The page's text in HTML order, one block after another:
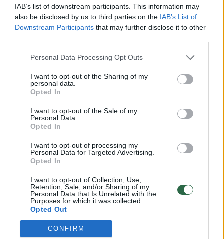
IAB’s list of downstream participants. This information may
also be disclosed by us to third parties on the IAB’s List of
Downstream Participants that may further disclose it to other
Personal Data Processing Opt Outs
I want to opt-out of the Sharing of my
personal data.
Opted In
I want to opt-out of the Sale of my
Personal Data.
Opted In
I want to opt-out of processing my
Personal Data for Targeted Advertising.
Opted In
I want to opt-out of Collection, Use,
Retention, Sale, and/or Sharing of my
Personal Data that Is Unrelated with the
Purposes for which it was collected.
Opted Out
CONFIRM
Prisijungti komentatoriams
Sportas Krepšinis
Prie „Ryto“ prisijungė Eurolygoje ir
Europos taurėje žibėjęs gynėjas